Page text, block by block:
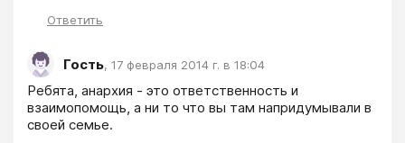
Ответить
Гость, 17 февраля 2014 г. в 18:04
Ребята, анархия - это ответственность и
взаимопомощь, а ни то что вы там напридумывали в
своей семье.